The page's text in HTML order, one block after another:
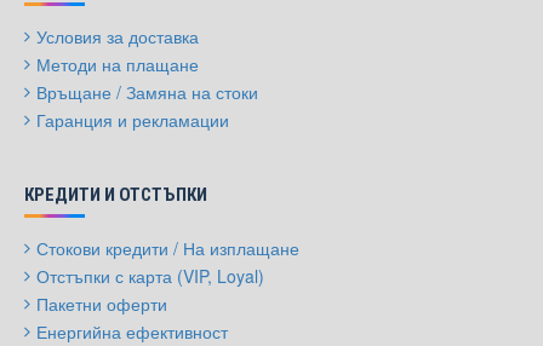
Условия за доставка
Методи на плащане
Връщане / Замяна на стоки
Гаранция и рекламации
КРЕДИТИ И ОТСТЪПКИ
Стокови кредити / На изплащане
Отстъпки с карта (VIP, Loyal)
Пакетни оферти
Енергийна ефективност